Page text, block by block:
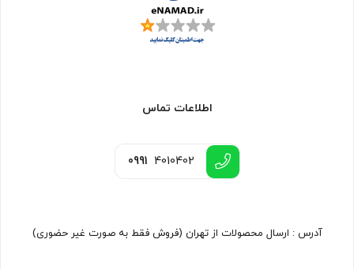
اطلاعات تماس
0991 4010402
آدرس : ارسال محصولات از تهران (فروش فقط به صورت غیر حضوری)